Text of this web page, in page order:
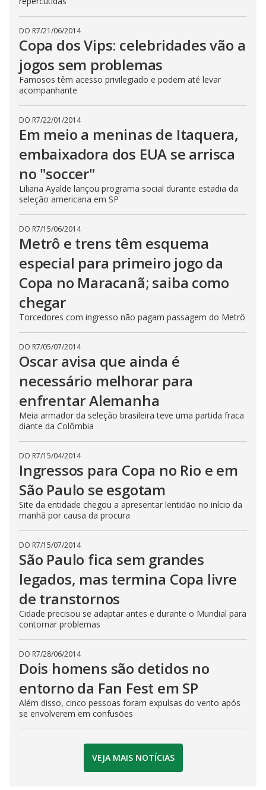
DO R7/21/06/2014
Copa dos Vips: celebridades vão a
jogos sem problemas
Famosos têm acesso privilegiado e podem até levar
acompanhante
DO R7/22/01/2014
Em meio a meninas de Itaquera,
embaixadora dos EUA se arrisca
no "soccer"
Liliana Ayalde lançou programa social durante estadia da
seleção americana em SP
DO R7/15/06/2014
Metrô e trens têm esquema
especial para primeiro jogo da
Copa no Maracanã; saiba como
chegar
Torcedores com ingresso não pagam passagem do Metrô
DO R7/05/07/2014
Oscar avisa que ainda é
necessário melhorar para
enfrentar Alemanha
Meia armador da seleção brasileira teve uma partida fraca
diante da Colômbia
DO R7/15/04/2014
Ingressos para Copa no Rio e em
São Paulo se esgotam
Site da entidade chegou a apresentar lentidão no início da
manhã por causa da procura
DO R7/15/07/2014
São Paulo fica sem grandes
legados, mas termina Copa livre
de transtornos
Cidade precisou se adaptar antes e durante o Mundial para
contornar problemas
DO R7/28/06/2014
Dois homens são detidos no
entorno da Fan Fest em SP
Além disso, cinco pessoas foram expulsas do vento após
se envolverem em confusões
VEJA MAIS NOTÍCIAS